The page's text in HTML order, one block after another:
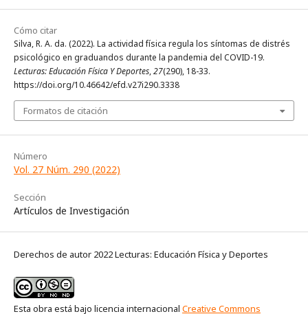
Cómo citar
Silva, R. A. da. (2022). La actividad física regula los síntomas de distrés
psicológico en graduandos durante la pandemia del COVID-19.
Lecturas: Educación Física Y Deportes,27(290), 18-33.
https://doi.org/10.46642/efd.v27i290.3338
Formatos de citación
Número
Vol. 27 Núm. 290 (2022)
Sección
Artículos de Investigación
Derechos de autor 2022 Lecturas: Educación Física y Deportes
Esta obra está bajo licencia internacional Creative Commons